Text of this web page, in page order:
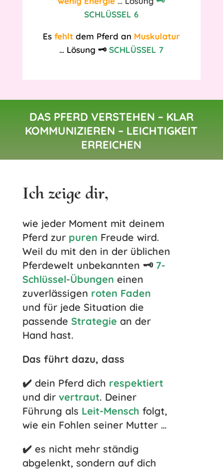
SCHLÜSSEL 6
Esfehlt dem Pferd an Muskulatur
… Lösung🗝️SCHLÜSSEL 7
DAS PFERD VERSTEHEN – KLAR
KOMMUNIZIEREN – LEICHTIGKEIT
ERREICHEN
Ich zeige dir,
wie jeder Moment mit deinem
Pferd zur puren Freude wird.
Weil du mit den in der üblichen
Pferdewelt unbekannten 🗝️ 7-
Schlüssel-Übungen einen
zuverlässigen roten Faden
und für jede Situation die
passende Strategie an der
Hand hast.
Das führt dazu, dass
✔️ dein Pferd dich respektiert
und dir vertraut. Deiner
Führung als Leit-Mensch folgt,
wie ein Fohlen seiner Mutter …
✔️ es nicht mehr ständig
abgelenkt, sondern auf dich